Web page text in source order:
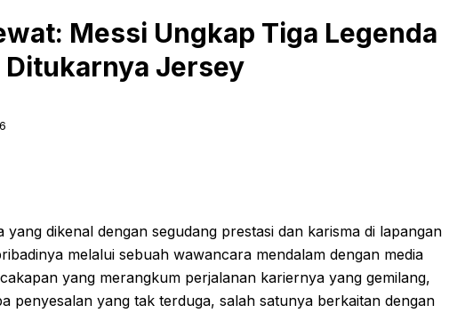
Messi Ungkap Tiga Legenda
Jersey
dikenal dengan segudang prestasi dan karisma di lapangan
melalui sebuah wawancara mendalam dengan media
yang merangkum perjalanan kariernya yang gemilang,
penyesalan yang tak terduga, salah satunya berkaitan dengan